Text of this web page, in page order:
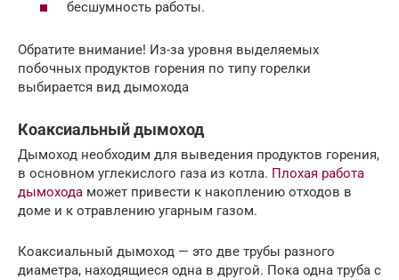
бесшумность работы.
Обратите внимание! Из-за уровня выделяемых
побочных продуктов горения по типу горелки
выбирается вид дымохода
Коаксиальный дымоход
Дымоход необходим для выведения продуктов горения,
в основном углекислого газа из котла. Плохая работа
дымохода может привести к накоплению отходов в
доме и к отравлению угарным газом.
Коаксиальный дымоход — это две трубы разного
диаметра, находящиеся одна в другой. Пока одна труба с